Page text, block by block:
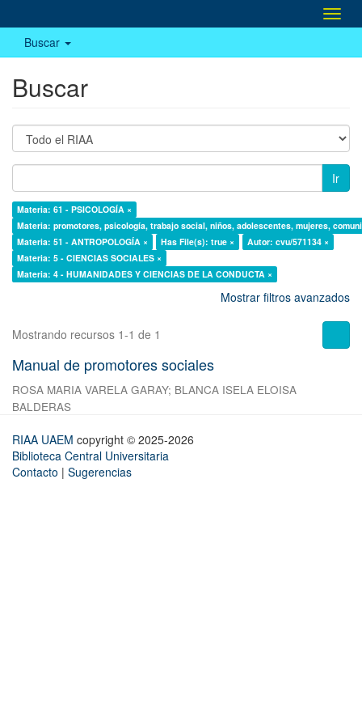
Buscar
Buscar
Ir
Materia: 61 - PSICOLOGÍA ×
Materia: promotores, psicología, trabajo social, niños, adolescentes, mujeres,
Materia: 51 - ANTROPOLOGÍA ×
Has File(s): true ×
Autor: cvu/571134 ×
Materia: 5 - CIENCIAS SOCIALES ×
Materia: 4 - HUMANIDADES Y CIENCIAS DE LA CONDUCTA ×
Mostrar filtros avanzados
Mostrando recursos 1-1 de 1
Manual de promotores sociales
ROSA MARIA VARELA GARAY; BLANCA ISELA ELOISA
BALDERAS
RIAA UAEM copyright © 2025-2026
Biblioteca Central Universitaria
Contacto | Sugerencias